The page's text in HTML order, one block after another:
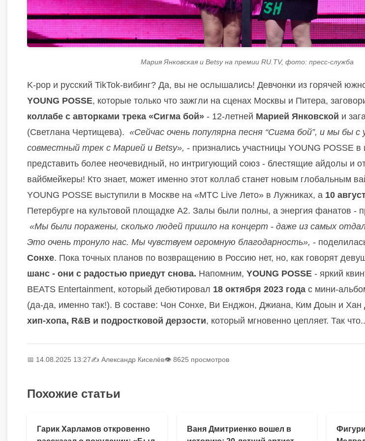
Мария Янковская и Betsy на премии RU.TV, фото: пресс-служба
K-pop и русский TikTok-вибинг? Да, вы не ослышались! Девчонки из горячей
YOUNG POSSE, которые только что зажгли на сценах Москвы и Питера,
коллабе с авторками трека «Сигма бой» - 12-летней Марией Янковской и
(Светлана Чертищева). «Сейчас очень популярна песня “Сигма бой”, и мы бы с
совместный трек с Марией и Betsy», - признались участницы YOUNG POSSE
представить более неочевидный, но интригующий союз - блестящие айдолы и
вайбмейкеры! Кто знает, может именно этот коллаб станет новым глобальным
YOUNG POSSE выступили в Москве на «MTC Live Лето» в Лужниках, а 10
Петербурге на культовой площадке A2. Залы были полны, а энергия фанатов -
«Мы были поражены, сколько людей пришло на концерт - даже из самых
Это очень тронуло нас. Мы чувствуем огромную благодарность», -
Сонхе. Пока точных планов по возвращению в Россию нет, но, как говорят
шанс - они с радостью приедут снова. Напомним, YOUNG POSSE - яркий
BEATS Entertainment, который дебютировал 18 октября 2023 года с мини-
(да-да, именно так!). В составе: Чон Сонхе, Ви Енджон, Джиана, Ким Доын и
хип-хопа, R&B и подростковой дерзости, который мгновенно цепляет. Так
📅 14.08.2025 13:27✍️ Александр Киселёв👁 8625 просмотров
Похожие статьи
Гарик Харламов откровенно
Ваня Дмитриенко вошел в